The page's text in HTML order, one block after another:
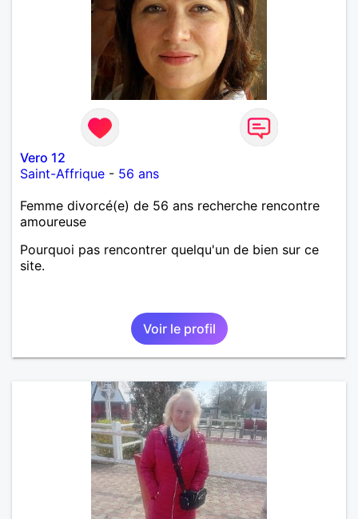
Vero 12
Saint-Affrique - 56 ans
Femme divorcé(e) de 56 ans recherche rencontre
amoureuse
Pourquoi pas rencontrer quelqu'un de bien sur ce
site.
Voir le profil